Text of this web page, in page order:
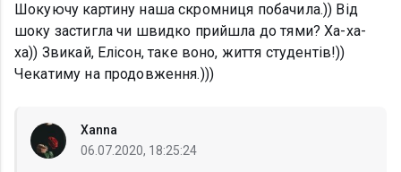
Шокуючу картину наша скромниця побачила.)) Від
шоку застигла чи швидко прийшла до тями? Ха-ха-
ха)) Звикай, Елісон, таке воно, життя студентів!))
Чекатиму на продовження.)))
Xanna
06.07.2020, 18:25:24